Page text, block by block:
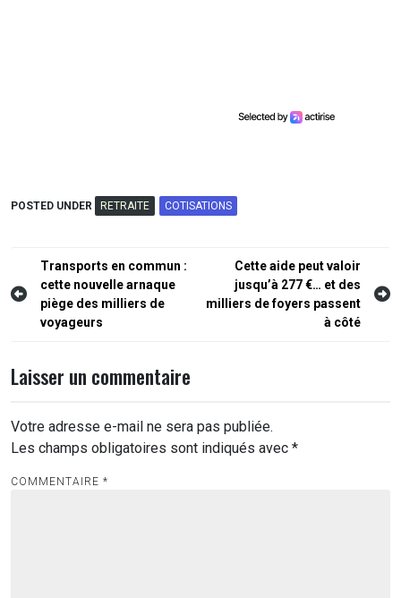
POSTED UNDER RETRAITE COTISATIONS
Navigation
de
l’article
Transports en commun :
cette nouvelle arnaque
piège des milliers de
voyageurs
Cette aide peut valoir
jusqu’à 277 €… et des
milliers de foyers passent
à côté
Laisser un commentaire
Votre adresse e-mail ne sera pas publiée.
Les champs obligatoires sont indiqués avec *
COMMENTAIRE *